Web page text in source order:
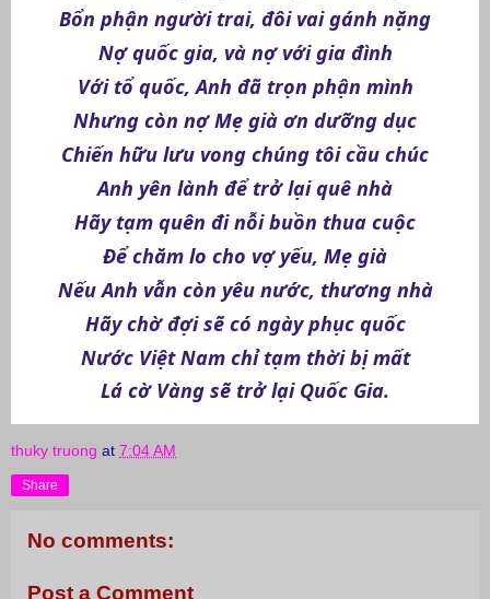
Bổn phận người trai, đôi vai gánh nặng
Nợ quốc gia, và nợ với gia đình
Với tổ quốc, Anh đã trọn phận mình
Nhưng còn nợ Mẹ già ơn dưỡng dục
Chiến hữu lưu vong chúng tôi cầu chúc
Anh yên lành để trở lại quê nhà
Hãy tạm quên đi nỗi buồn thua cuộc
Để chăm lo cho vợ yếu, Mẹ già
Nếu Anh vẫn còn yêu nước, thương nhà
Hãy chờ đợi sẽ có ngày phục quốc
Nước Việt Nam chỉ tạm thời bị mất
Lá cờ Vàng sẽ trở lại Quốc Gia.
thuky truong at 7:04 AM
Share
No comments:
Post a Comment